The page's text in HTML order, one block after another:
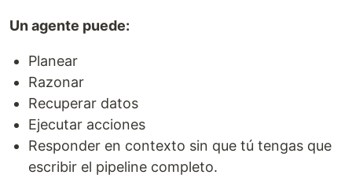
Un agente puede:
Planear
Razonar
Recuperar datos
Ejecutar acciones
Responder en contexto sin que tú tengas que
escribir el pipeline completo.